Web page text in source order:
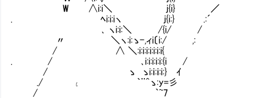
W ∧i:i＼ j{i} ／
. ﾍi:i:iヽ j{i:} .:´
､ ヽi:i:＼ /{i/ /
〃 ＼ヽ:i:ゝ-,ィi〔i:/ ,:
/ ∧ ＼:i:i:i:i:i:i:i{
. / ､i:i:i:i:i:{i /
/ ゝ ゝi:ｉ:ｉ:i:} ｲ
./ ι ｀¨^ゝ:y=
/ ｀~7